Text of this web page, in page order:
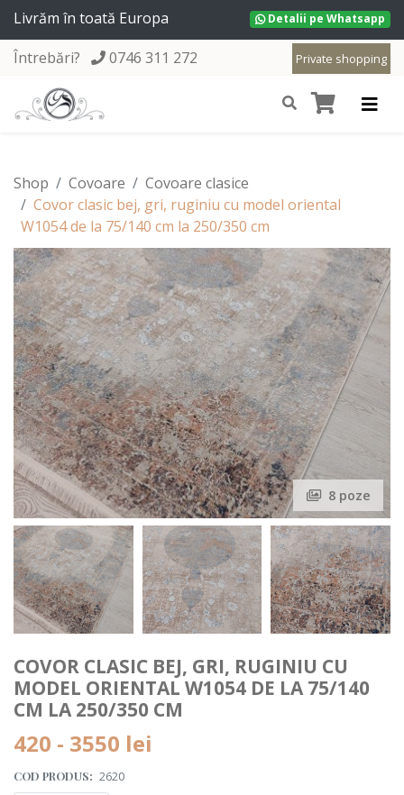
Livrăm în toată Europa Detalii pe Whatsapp
Private shopping
Întrebări? 0746 311 272
Shop Covoare
Covoare clasice
Covor clasic bej, gri, ruginiu cu model oriental
W1054 de la 75/140 cm la 250/350 cm
8 poze
COVOR CLASIC BEJ, GRI, RUGINIU CU
MODEL ORIENTAL W1054 DE LA 75/140
CM LA 250/350 CM
420 - 3550 lei
COD PRODUS: 2620